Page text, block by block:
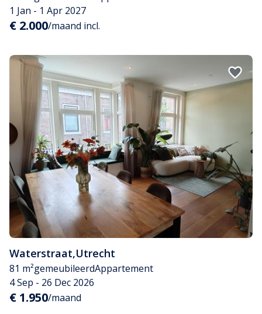
1 Jan - 1 Apr 2027
€ 2.000/maand incl.
Waterstraat,Utrecht
81 m²gemeubileerdAppartement
4 Sep - 26 Dec 2026
€ 1.950/maand